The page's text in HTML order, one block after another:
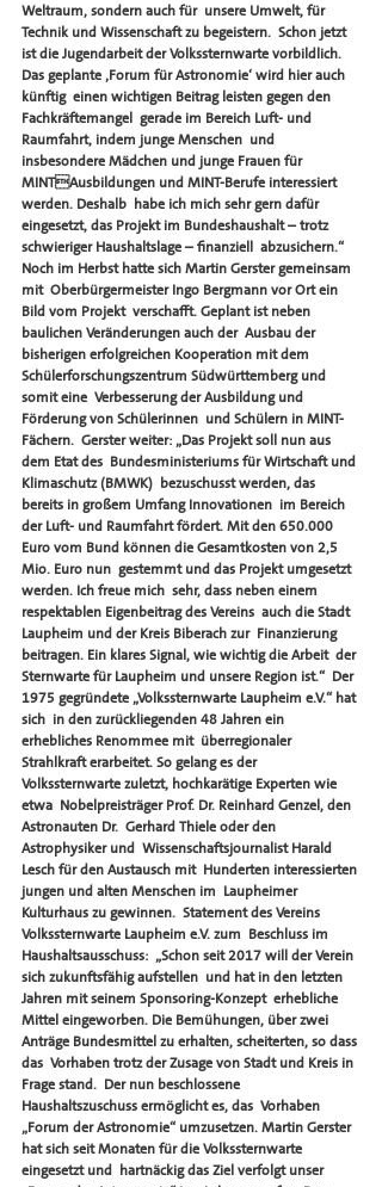
Weltraum, sondern auch für  unsere Umwelt, für
Technik und Wissenschaft zu begeistern.  Schon jetzt
ist die Jugendarbeit der Volkssternwarte vorbildlich.
Das geplante ‚Forum für Astronomie‘ wird hier auch
künftig  einen wichtigen Beitrag leisten gegen den
Fachkräftemangel  gerade im Bereich Luft- und
Raumfahrt, indem junge Menschen  und
insbesondere Mädchen und junge Frauen für
MINTAusbildungen und MINT-Berufe interessiert
werden. Deshalb  habe ich mich sehr gern dafür
eingesetzt, das Projekt im Bundeshaushalt – trotz
schwieriger Haushaltslage – finanziell  abzusichern.“
Noch im Herbst hatte sich Martin Gerster gemeinsam
mit  Oberbürgermeister Ingo Bergmann vor Ort ein
Bild vom Projekt  verschafft. Geplant ist neben
baulichen Veränderungen auch der  Ausbau der
bisherigen erfolgreichen Kooperation mit dem
Schülerforschungszentrum Südwürttemberg und
somit eine  Verbesserung der Ausbildung und
Förderung von Schülerinnen  und Schülern in MINT-
Fächern.  Gerster weiter: „Das Projekt soll nun aus
dem Etat des  Bundesministeriums für Wirtschaft und
Klimaschutz (BMWK)  bezuschusst werden, das
bereits in großem Umfang Innovationen  im Bereich
der Luft- und Raumfahrt fördert. Mit den 650.000
Euro vom Bund können die Gesamtkosten von 2,5
Mio. Euro nun  gestemmt und das Projekt umgesetzt
werden. Ich freue mich  sehr, dass neben einem
respektablen Eigenbeitrag des Vereins  auch die Stadt
Laupheim und der Kreis Biberach zur  Finanzierung
beitragen. Ein klares Signal, wie wichtig die Arbeit  der
Sternwarte für Laupheim und unsere Region ist.“  Der
1975 gegründete „Volkssternwarte Laupheim e.V.“ hat
sich  in den zurückliegenden 48 Jahren ein
erhebliches Renommee mit  überregionaler
Strahlkraft erarbeitet. So gelang es der
Volkssternwarte zuletzt, hochkarätige Experten wie
etwa  Nobelpreisträger Prof. Dr. Reinhard Genzel, den
Astronauten Dr.  Gerhard Thiele oder den
Astrophysiker und  Wissenschaftsjournalist Harald
Lesch für den Austausch mit  Hunderten interessierten
jungen und alten Menschen im  Laupheimer
Kulturhaus zu gewinnen.  Statement des Vereins
Volkssternwarte Laupheim e.V. zum  Beschluss im
Haushaltsausschuss:  „Schon seit 2017 will der Verein
sich zukunftsfähig aufstellen  und hat in den letzten
Jahren mit seinem Sponsoring-Konzept  erhebliche
Mittel eingeworben. Die Bemühungen, über zwei
Anträge Bundesmittel zu erhalten, scheiterten, so dass
das  Vorhaben trotz der Zusage von Stadt und Kreis in
Frage stand.  Der nun beschlossene
Haushaltszuschuss ermöglicht es, das  Vorhaben
„Forum der Astronomie“ umzusetzen. Martin Gerster
hat sich seit Monaten für die Volkssternwarte
eingesetzt und  hartnäckig das Ziel verfolgt unser